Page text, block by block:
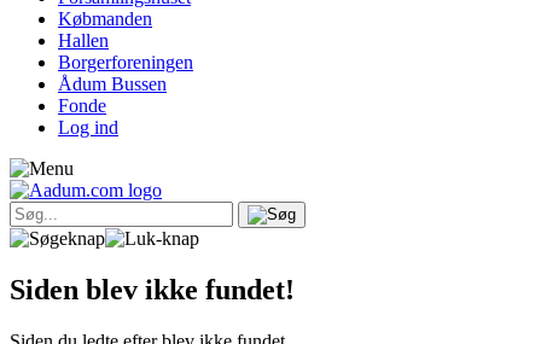
Købmanden
Hallen
Borgerforeningen
Ådum Bussen
Fonde
Log ind
Siden blev ikke fundet!